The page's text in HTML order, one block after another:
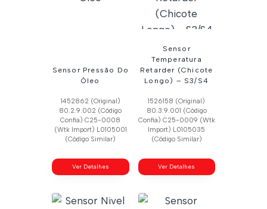
Sensor Pressão Do
Óleo
1452862 (Original)
80.2.9.002 (Código
Confia) C25-0008
(Wtk Import) L0105001
(Código Similar)
Ver Detalhes
Sensor
Temperatura
Retarder (Chicote
Longo) – S3/S4
1526158 (Original)
80.3.9.001 (Código
Confia) C25-0009 (Wtk
Import) L0105035
(Código Similar)
Ver Detalhes